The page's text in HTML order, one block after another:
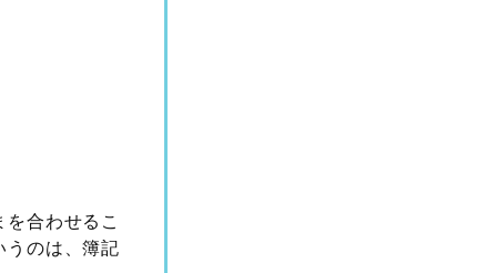
合わせるこ
うのは、簿記